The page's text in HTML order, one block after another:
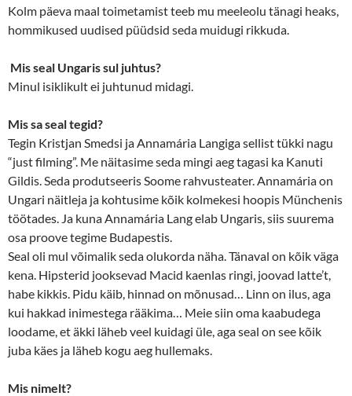
Kolm päeva maal toimetamist teeb mu meeleolu tänagi heaks,
hommikused uudised püüdsid seda muidugi rikkuda.
Mis seal Ungaris sul juhtus?
Minul isiklikult ei juhtunud midagi.
Mis sa seal tegid?
Tegin Kristjan Smedsi ja Annamária Langiga sellist tükki nagu
“just filming”. Me näitasime seda mingi aeg tagasi ka Kanuti
Gildis. Seda produtseeris Soome rahvusteater. Annamária on
Ungari näitleja ja kohtusime kõik kolmekesi hoopis Münchenis
töötades. Ja kuna Annamária Lang elab Ungaris, siis suurema
osa proove tegime Budapestis.
Seal oli mul võimalik seda olukorda näha. Tänaval on kõik väga
kena. Hipsterid jooksevad Macid kaenlas ringi, joovad latte’t,
habe kikkis. Pidu käib, hinnad on mõnusad… Linn on ilus, aga
kui hakkad inimestega rääkima… Meie siin oma kaabudega
loodame, et äkki läheb veel kuidagi üle, aga seal on see kõik
juba käes ja läheb kogu aeg hullemaks.
Mis nimelt?